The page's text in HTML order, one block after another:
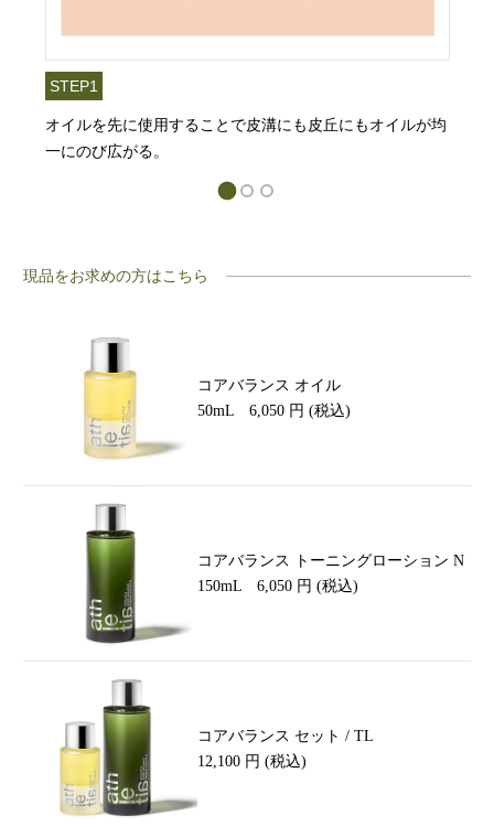
STEP1
オイルを先に使用することで皮溝にも皮丘にもオイルが均
一にのび広がる。
現品をお求めの方はこちら
コアバランス オイル
50mL 6,050 円 (税込)
コアバランス トーニングローション N
150mL 6,050 円 (税込)
コアバランス セット / TL
12,100 円 (税込)